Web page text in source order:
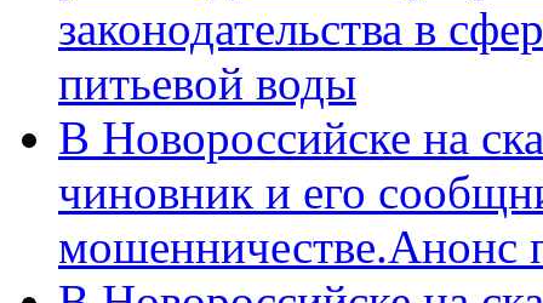
законодательства в
питьевой воды
В Новороссийске на
чиновник и его
мошенничестве.Анонс